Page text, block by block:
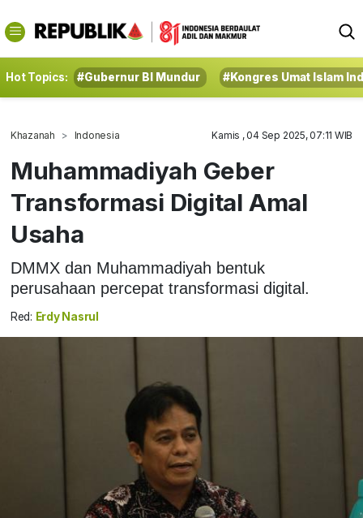
Hot Topics: #Gubernur BI Mundur #Kongres Umat Islam
Khazanah Indonesia Kamis , 04 Sep 2025, 07:11 WIB
Muhammadiyah Geber
Transformasi Digital Amal
Usaha
DMMX dan Muhammadiyah bentuk
perusahaan percepat transformasi digital.
Red: Erdy Nasrul